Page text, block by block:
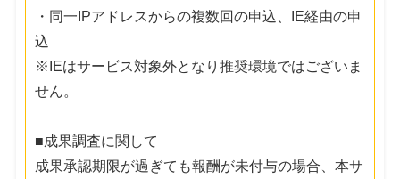
・同一IPアドレスからの複数回の申込、IE経由の申
込
※IEはサービス対象外となり推奨環境ではございま
せん。
■成果調査に関して
成果承認期限が過ぎても報酬が未付与の場合、本サ